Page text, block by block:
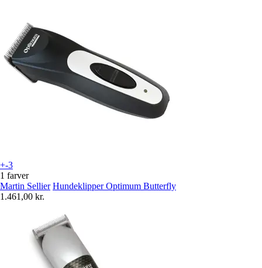
+-3
1 farver
Martin Sellier Hundeklipper Optimum Butterfly
1.461,00 kr.